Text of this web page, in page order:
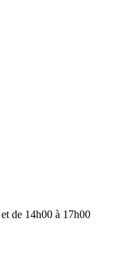
de 14h00 à 17h00